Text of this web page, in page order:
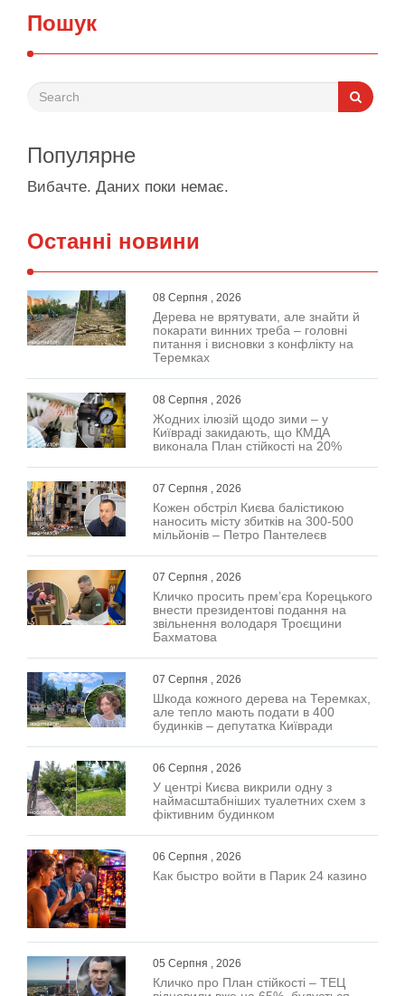
Пошук
Популярне
Вибачте. Даних поки немає.
Останні новини
08 Серпня , 2026
Дерева не врятувати, але знайти й
покарати винних треба – головні
питання і висновки з конфлікту на
Теремках
08 Серпня , 2026
Жодних ілюзій щодо зими – у
Київраді закидають, що КМДА
виконала План стійкості на 20%
07 Серпня , 2026
Кожен обстріл Києва балістикою
наносить місту збитків на 300-500
мільйонів – Петро Пантелеєв
07 Серпня , 2026
Кличко просить прем’єра Корецького
внести президентові подання на
звільнення володаря Троєщини
Бахматова
07 Серпня , 2026
Шкода кожного дерева на Теремках,
але тепло мають подати в 400
будинків – депутатка Київради
06 Серпня , 2026
У центрі Києва викрили одну з
наймасштабніших туалетних схем з
фіктивним будинком
06 Серпня , 2026
Как быстро войти в Парик 24 казино
05 Серпня , 2026
Кличко про План стійкості – ТЕЦ